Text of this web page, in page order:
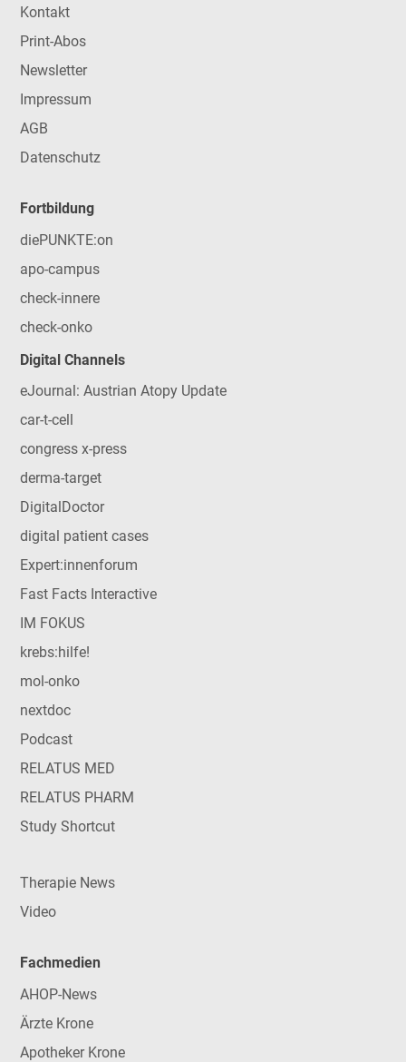
Kontakt
Print-Abos
Newsletter
Impressum
AGB
Datenschutz
Fortbildung
diePUNKTE:on
apo-campus
check-innere
check-onko
Digital Channels
eJournal: Austrian Atopy Update
car-t-cell
congress x-press
derma-target
DigitalDoctor
digital patient cases
Expert:innenforum
Fast Facts Interactive
IM FOKUS
krebs:hilfe!
mol-onko
nextdoc
Podcast
RELATUS MED
RELATUS PHARM
Study Shortcut
Therapie News
Video
Fachmedien
AHOP-News
Ärzte Krone
Apotheker Krone